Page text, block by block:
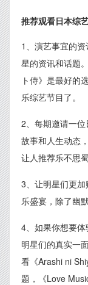
推荐观看日本综
1、演艺事宜的
星的资讯和话题
ト侍》是最好的
乐综艺节目了。
2、每期邀请一
故事和人生动态
让人推荐乐不思
3、让明星们更
乐盛宴，除了幽
4、如果你想要体
明星们的真实一
看《Arashi ni
题，《Love